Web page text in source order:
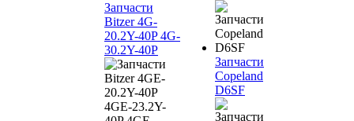
Запчасти
Bitzer 4G-
20.2Y-40P 4G-
30.2Y-40P
Запчасти
Copeland
D6SF